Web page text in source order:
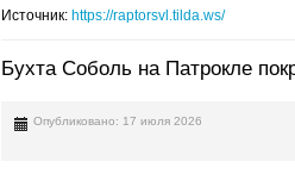
Источник: https://raptorsvl.tilda.ws/
Бухта Соболь на Патрокле
Опубликовано: 17 июля 2026